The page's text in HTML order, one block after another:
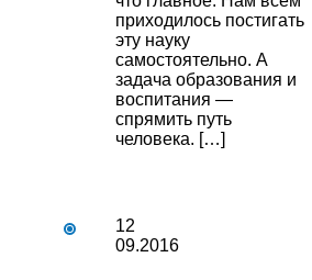
приходилось постигать
эту науку
самостоятельно. А
задача образования и
воспитания —
спрямить путь
человека. […]
12
09.2016